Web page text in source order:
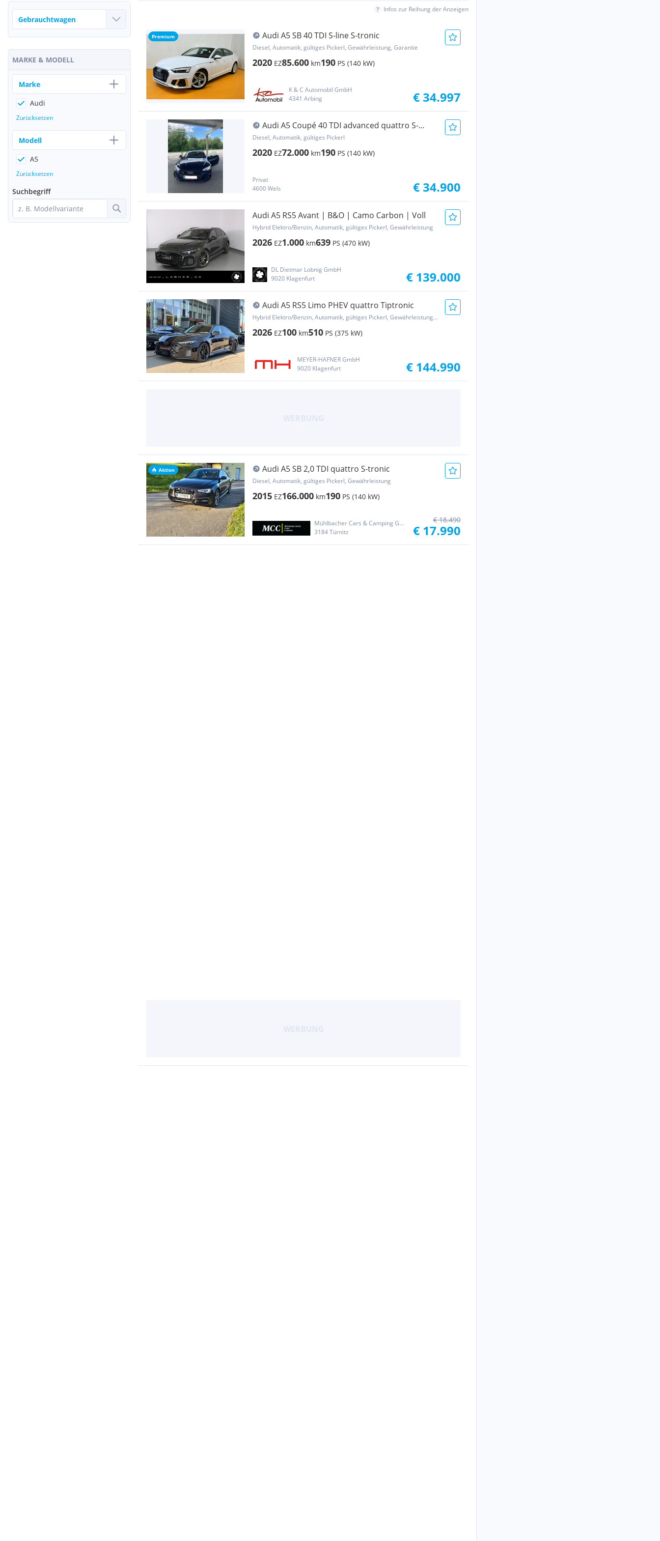
Infos zur Reihung der Anzeigen
Premium Audi A5 SB 40 TDI S-line S-tronic
Diesel, Automatik, gültiges Pickerl, Gewährleistung, Garantie
2020 EZ85.600 km190 PS (140 kW)
K & C Automobil GmbH
4341 Arbing
€ 34.997
Audi A5 Coupé 40 TDI advanced quattro S-
tronic S-Sportfahrwerk
Diesel, Automatik, gültiges Pickerl
2020 EZ72.000 km190 PS (140 kW)
Privat
4600 Wels
€ 34.900
Audi A5 RS5 Avant | B&O | Camo Carbon | Voll
Hybrid Elektro/Benzin, Automatik, gültiges Pickerl, Gewährleistung
2026 EZ1.000 km639 PS (470 kW)
DL Dietmar Lobnig GmbH
9020 Klagenfurt
€ 139.000
Audi A5 RS5 Limo PHEV quattro Tiptronic
Hybrid Elektro/Benzin, Automatik, gültiges Pickerl, Gewährleistung, Garantie
2026 EZ100 km510 PS (375 kW)
MEYER-HAFNER GmbH
9020 Klagenfurt
€ 144.990
Aktion Audi A5 SB 2,0 TDI quattro S-tronic
Diesel, Automatik, gültiges Pickerl, Gewährleistung
2015 EZ166.000 km190 PS (140 kW)
Mühlbacher Cars & Camping GmbH
3184 Türnitz
€ 18.490
€ 17.990
MARKE & MODELL
Marke
Audi
Zurücksetzen
Modell
A5
Zurücksetzen
Suchbegriff